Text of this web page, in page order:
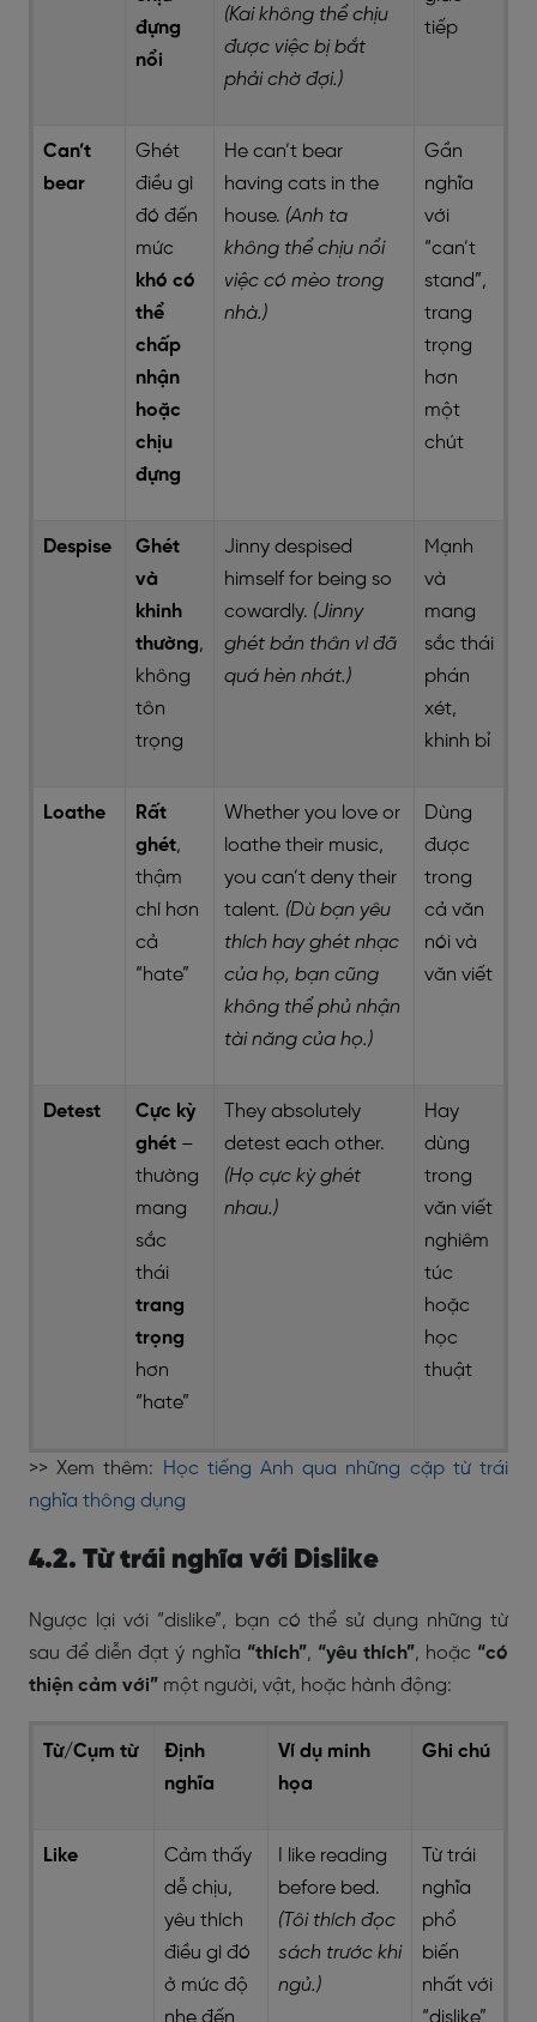
đựng
nổi
(Kai không thể chịu
được việc bị bắt
phải chờ đợi.)
tiếp
Can’t
bear
Ghét
điều gì
đó đến
mức
khó có
thể
chấp
nhận
hoặc
chịu
đựng
He can’t bear
having cats in the
house. (Anh ta
không thể chịu nổi
việc có mèo trong
nhà.)
Gần
nghĩa
với
“can’t
stand”,
trang
trọng
hơn
một
chút
Despise
Ghét
và
khinh
thường,
không
tôn
trọng
Jinny despised
himself for being so
cowardly. (Jinny
ghét bản thân vì đã
quá hèn nhát.)
Mạnh
và
mang
sắc thái
phán
xét,
khinh bỉ
Loathe
Rất
ghét,
thậm
chí hơn
cả
“hate”
Whether you love or
loathe their music,
you can’t deny their
talent. (Dù bạn yêu
thích hay ghét nhạc
của họ, bạn cũng
không thể phủ nhận
tài năng của họ.)
Dùng
được
trong
cả văn
nói và
văn viết
Detest
Cực kỳ
ghét –
thường
mang
sắc
thái
trang
trọng
hơn
“hate”
They absolutely
detest each other.
(Họ cực kỳ ghét
nhau.)
Hay
dùng
trong
văn viết
nghiêm
túc
hoặc
học
thuật
>> Xem thêm:
Học tiếng Anh qua những cặp từ trái
nghĩa thông dụng
4.2. Từ trái nghĩa với Dislike
Ngược lại với “dislike”, bạn có thể sử dụng những từ
sau để diễn đạt ý nghĩa “thích”, “yêu thích”, hoặc “có
thiện cảm với” một người, vật, hoặc hành động:
Từ/Cụm từ
Định
nghĩa
Ví dụ minh
họa
Ghi chú
Like
Cảm thấy
dễ chịu,
yêu thích
điều gì đó
ở mức độ
nhẹ đến
I like reading
before bed.
(Tôi thích đọc
sách trước khi
ngủ.)
Từ trái
nghĩa
phổ
biến
nhất với
“dislike”